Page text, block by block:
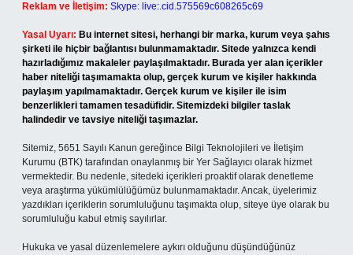
Reklam ve İletişim: Skype: live:.cid.575569c608265c69
Yasal Uyarı: Bu internet sitesi, herhangi bir marka, kurum veya şahıs
şirketi ile hiçbir bağlantısı bulunmamaktadır. Sitede yalnızca kendi
hazırladığımız makaleler paylaşılmaktadır. Burada yer alan içerikler
haber niteliği taşımamakta olup, gerçek kurum ve kişiler hakkında
paylaşım yapılmamaktadır. Gerçek kurum ve kişiler ile isim
benzerlikleri tamamen tesadüfidir. Sitemizdeki bilgiler taslak
halindedir ve tavsiye niteliği taşımazlar.
Sitemiz, 5651 Sayılı Kanun gereğince Bilgi Teknolojileri ve İletişim
Kurumu (BTK) tarafından onaylanmış bir Yer Sağlayıcı olarak hizmet
vermektedir. Bu nedenle, sitedeki içerikleri proaktif olarak denetleme
veya araştırma yükümlülüğümüz bulunmamaktadır. Ancak, üyelerimiz
yazdıkları içeriklerin sorumluluğunu taşımakta olup, siteye üye olarak bu
sorumluluğu kabul etmiş sayılırlar.
Hukuka ve yasal düzenlemelere aykırı olduğunu düşündüğünüz